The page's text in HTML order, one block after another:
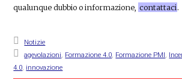
qualunque dubbio o informazione, contattaci.
Notizie
agevolazioni, Formazione 4.0, Formazione PMI,
4.0, innovazione